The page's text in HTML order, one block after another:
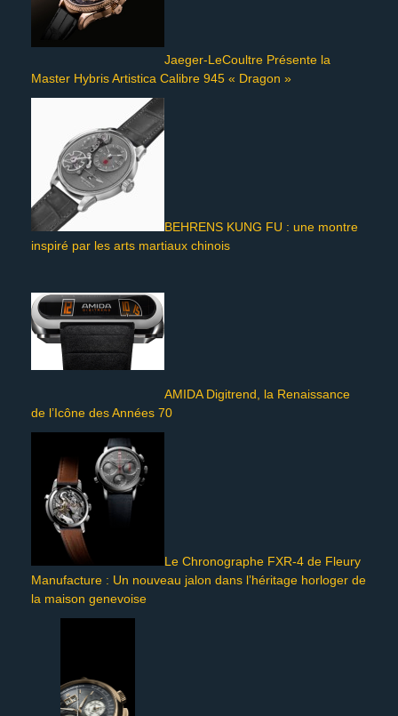
Jaeger-LeCoultre Présente la
Master Hybris Artistica Calibre 945 « Dragon »
BEHRENS KUNG FU : une montre
inspiré par les arts martiaux chinois
AMIDA Digitrend, la Renaissance
de l’Icône des Années 70
Le Chronographe FXR-4 de Fleury
Manufacture : Un nouveau jalon dans l’héritage horloger de
la maison genevoise